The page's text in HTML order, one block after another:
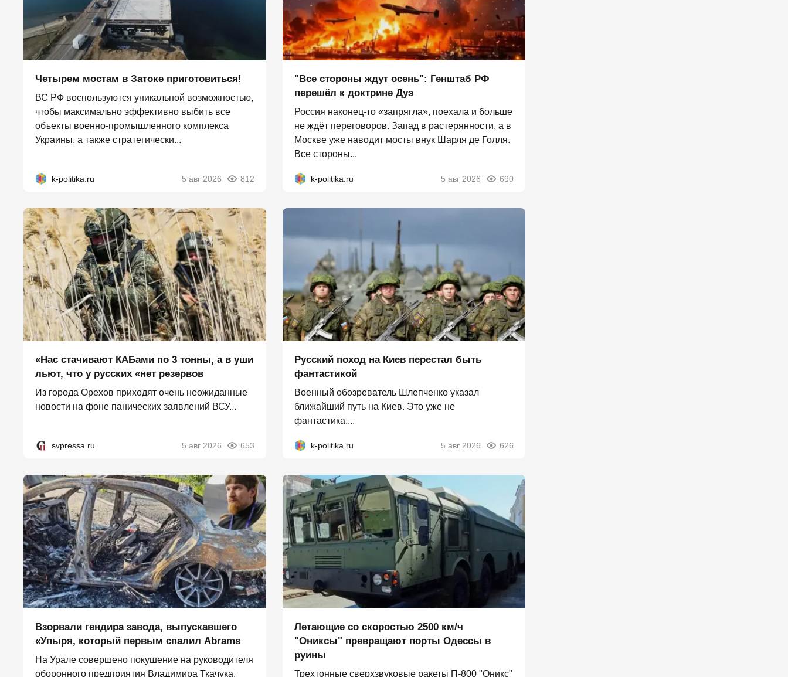
Четырем мостам в Затоке приготовиться!
ВС РФ воспользуются уникальной возможностью,
чтобы максимально эффективно выбить все
объекты военно-промышленного комплекса
Украины, а также стратегически...
k-politika.ru 5 авг 2026 812
"Все стороны ждут осень": Генштаб РФ
перешёл к доктрине Дуэ
Россия наконец-то «запрягла», поехала и больше
не ждёт переговоров. Запад в растерянности, а в
Москве уже наводит мосты внук Шарля де Голля.
Все стороны...
k-politika.ru 5 авг 2026 690
«Нас стачивают КАБами по 3 тонны, а в уши
льют, что у русских «нет резервов
Из города Орехов приходят очень неожиданные
новости на фоне панических заявлений ВСУ...
svpressa.ru 5 авг 2026 653
Русский поход на Киев перестал быть
фантастикой
Военный обозреватель Шлепченко указал
ближайший путь на Киев. Это уже не
фантастика....
k-politika.ru 5 авг 2026 626
Взорвали гендира завода, выпускавшего
«Упыря, который первым спалил Abrams
На Урале совершено покушение на руководителя
оборонного предприятия Владимира Ткачука,
Летающие со скоростью 2500 км/ч
"Ониксы" превращают порты Одессы в
руины
Трехтонные сверхзвуковые ракеты П‑800 "Оникс"